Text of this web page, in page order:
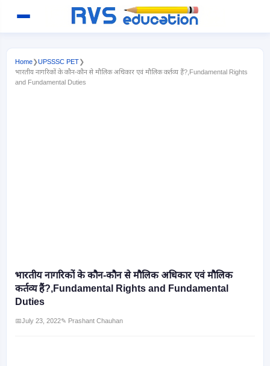
Home❯UPSSSC PET❯
भारतीय नागरिकों के कौन-कौन से मौलिक अधिकार एवं मौलिक कर्तव्य हैं?,Fundamental Rights
and Fundamental Duties
भारतीय नागरिकों के कौन-कौन से मौलिक अधिकार एवं मौलिक
कर्तव्य हैं?,Fundamental Rights and Fundamental
Duties
📅July 23, 2022✎ Prashant Chauhan